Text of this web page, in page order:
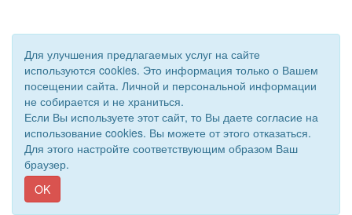
© 2011 - 2026 Уполномоченный по правам человека. Все
права защищены.
Сайт создан при поддержке «Информационная сеть RD
Для улучшения предлагаемых услуг на сайте
используются cookies. Это информация только о Вашем
посещении сайта. Личной и персональной информации
не собирается и не храниться.
Если Вы используете этот сайт, то Вы даете согласие на
использование cookies. Вы можете от этого отказаться.
Для этого настройте соответствующим образом Ваш
браузер.
OK